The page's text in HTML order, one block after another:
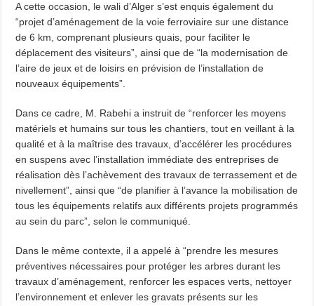
A cette occasion, le wali d’Alger s’est enquis également du
“projet d’aménagement de la voie ferroviaire sur une distance
de 6 km, comprenant plusieurs quais, pour faciliter le
déplacement des visiteurs”, ainsi que de “la modernisation de
l’aire de jeux et de loisirs en prévision de l’installation de
nouveaux équipements”.
Dans ce cadre, M. Rabehi a instruit de “renforcer les moyens
matériels et humains sur tous les chantiers, tout en veillant à la
qualité et à la maîtrise des travaux, d’accélérer les procédures
en suspens avec l’installation immédiate des entreprises de
réalisation dès l’achèvement des travaux de terrassement et de
nivellement”, ainsi que “de planifier à l’avance la mobilisation de
tous les équipements relatifs aux différents projets programmés
au sein du parc”, selon le communiqué.
Dans le même contexte, il a appelé à “prendre les mesures
préventives nécessaires pour protéger les arbres durant les
travaux d’aménagement, renforcer les espaces verts, nettoyer
l’environnement et enlever les gravats présents sur les